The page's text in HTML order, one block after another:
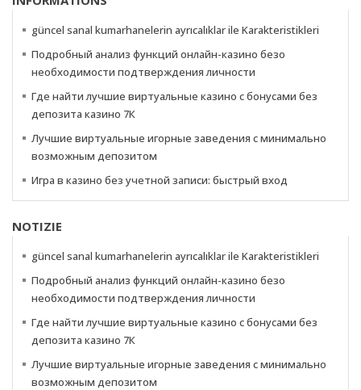
güncel sanal kumarhanelerin ayrıcalıklar ile Karakteristikleri
Подробный анализ функций онлайн-казино безо
необходимости подтверждения личности
Где найти лучшие виртуальные казино с бонусами без
депозита казино 7К
Лучшие виртуальные игорные заведения с минимально
возможным депозитом
Игра в казино без учетной записи: быстрый вход
NOTIZIE
güncel sanal kumarhanelerin ayrıcalıklar ile Karakteristikleri
Подробный анализ функций онлайн-казино безо
необходимости подтверждения личности
Где найти лучшие виртуальные казино с бонусами без
депозита казино 7К
Лучшие виртуальные игорные заведения с минимально
возможным депозитом